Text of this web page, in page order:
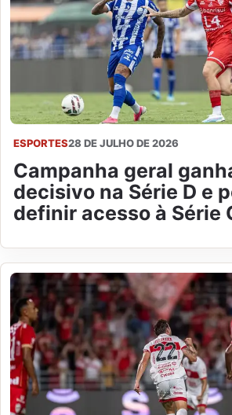
ESPORTES28 DE JULHO DE 2026
Campanha geral
decisivo na Série D e
definir acesso à Série